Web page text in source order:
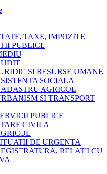
TAXE, IMPOZITE
PUBLICE
SI RESURSE UMANE
SOCIALA
AGRICOL
SI TRANSPORT
PUBLICE
CIVILA
DE URGENTA
RELATII CU